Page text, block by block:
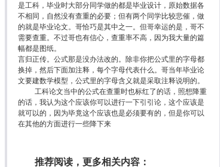
是工科，毕业时大部分同学做的都是毕业设计，原始数据各
不相同，自然没有查重的必要；但有两个同学比较悲催，做
的就是毕业论文。哥恰巧是其中之一。但哥幸运的是，哥不
需要查重。不过哥也有信心，查重率不高，因为我大量的篇
幅都是图纸。
言归正传。公式那是没办法改的。除非你把公式里的字母都
换掉，然后下面加注释，每个字母代表什么。哥当年毕业论
文要建数学模型，公式里的字母含义就是采取注释说明的。
工科论文当中的公式在查重时也标红了的话，照想降重
的话，我认为这个应该你可以进行一下引引论，这个应该是
就可以的，因为毕竟这个应该也是必须要有的，但是你可以
在其他的方面进行一些降下来
推荐阅读，更多相关内容：